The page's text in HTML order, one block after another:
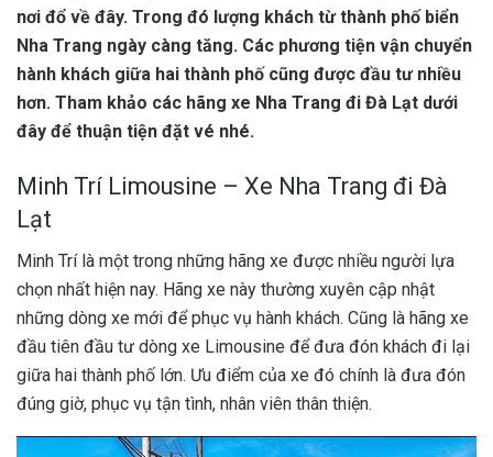
nơi đổ về đây. Trong đó lượng khách từ thành phố biển
Nha Trang ngày càng tăng. Các phương tiện vận chuyển
hành khách giữa hai thành phố cũng được đầu tư nhiều
hơn. Tham khảo các hãng xe Nha Trang đi Đà Lạt dưới
đây để thuận tiện đặt vé nhé.
Minh Trí Limousine – Xe Nha Trang đi Đà
Lạt
Minh Trí là một trong những hãng xe được nhiều người lựa
chọn nhất hiện nay. Hãng xe này thường xuyên cập nhật
những dòng xe mới để phục vụ hành khách. Cũng là hãng xe
đầu tiên đầu tư dòng xe Limousine để đưa đón khách đi lại
giữa hai thành phố lớn. Ưu điểm của xe đó chính là đưa đón
đúng giờ, phục vụ tận tình, nhân viên thân thiện.